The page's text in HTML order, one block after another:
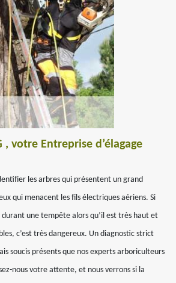
, votre Entreprise d’élagage
les arbres qui présentent un grand
qui menacent les fils électriques aériens. Si
durant une tempête alors qu’il est très haut et
c’est très dangereux. Un diagnostic strict
soucis présents que nos experts arboriculteurs
nous votre attente, et nous verrons si la